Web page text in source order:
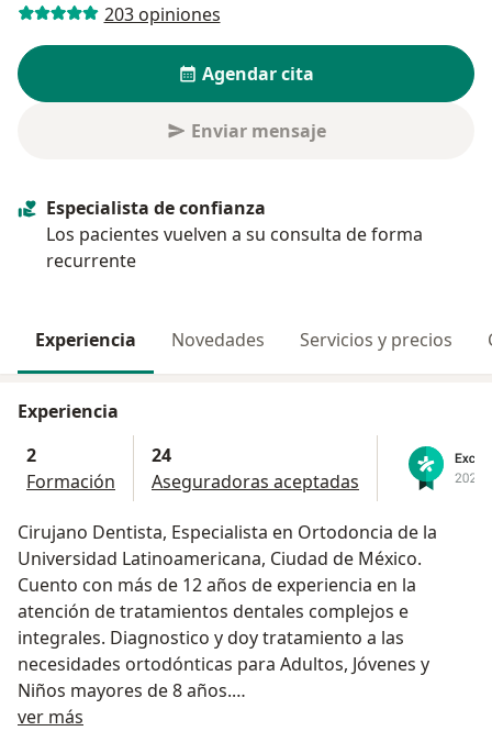
203 opiniones
Agendar cita
Enviar mensaje
Especialista de confianza
Los pacientes vuelven a su consulta de forma
recurrente
Experiencia Novedades Servicios y precios
Experiencia
2
Formación
24
Aseguradoras aceptadas
Cirujano Dentista, Especialista en Ortodoncia de la
Universidad Latinoamericana, Ciudad de México.
Cuento con más de 12 años de experiencia en la
atención de tratamientos dentales complejos e
integrales. Diagnostico y doy tratamiento a las
necesidades ortodónticas para Adultos, Jóvenes y
Niños mayores de 8 años.
Atiendo a mis pacientes del área metropolitana de la
ver más